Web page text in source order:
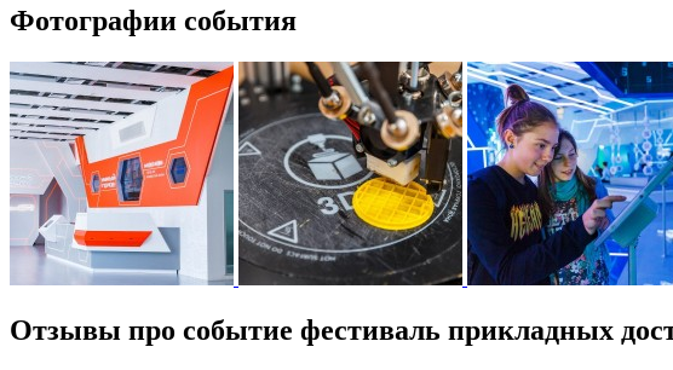
Фотографии события
Отзывы про событие фестиваль прикладных